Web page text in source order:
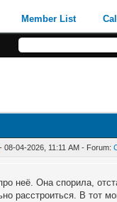
Member List
- 08-04-2026, 11:11 AM - Forum:
неё. Она спорила,
расстроиться. В тот